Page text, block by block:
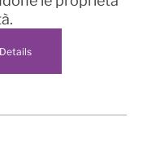
Details